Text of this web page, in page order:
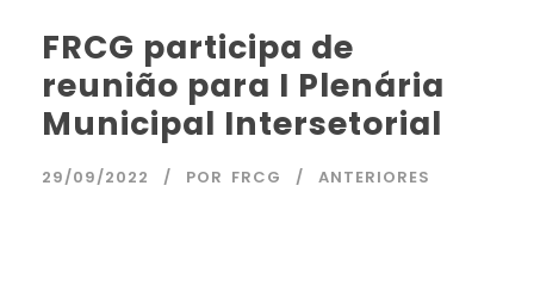
FRCG participa de
reunião para I Plenária
Municipal Intersetorial
29/09/2022 POR FRCG ANTERIORES